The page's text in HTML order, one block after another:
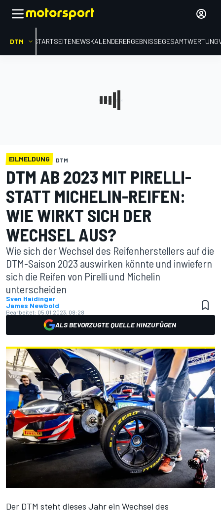
DTM STARTSEITENEWSKALENDERERGEBNISSEGESAMTWERTUNG
EILMELDUNG DTM
DTM AB 2023 MIT PIRELLI-
STATT MICHELIN-REIFEN:
WIE WIRKT SICH DER
WECHSEL AUS?
Wie sich der Wechsel des Reifenherstellers auf die
DTM-Saison 2023 auswirken könnte und inwiefern
sich die Reifen von Pirelli und Michelin
unterscheiden
Sven Haidinger
James Newbold
Bearbeitet: 05.01.2023, 08:28
ALS BEVORZUGTE QUELLE HINZUFÜGEN
Der DTM steht dieses Jahr ein Wechsel des